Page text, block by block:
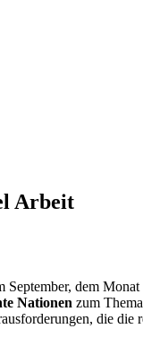
Arbeit
dem
Nationen zum Thema
die die